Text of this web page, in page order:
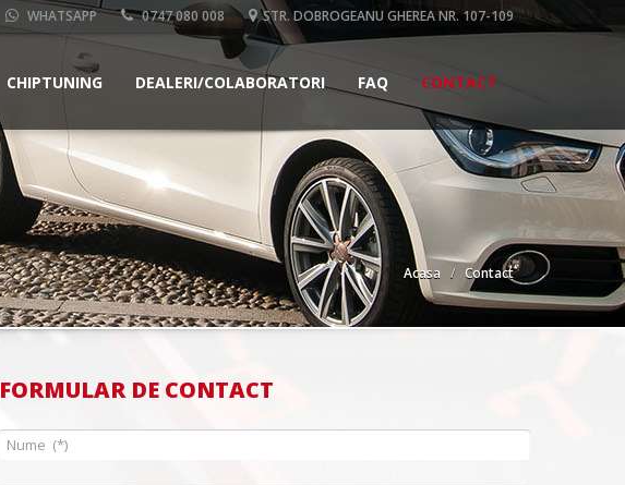
WHATSAPP 0747 080 008 STR. DOBROGEANU GHEREA NR. 107-109
CHIPTUNING DEALERI/COLABORATORI FAQ CONTACT
Acasa Contact
FORMULAR DE CONTACT